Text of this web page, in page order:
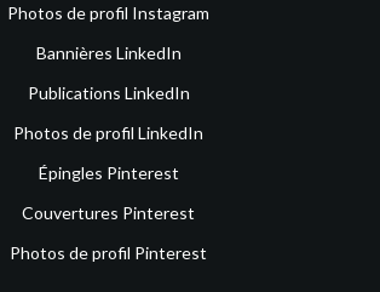
Photos de profil Instagram
Bannières LinkedIn
Publications LinkedIn
Photos de profil LinkedIn
Épingles Pinterest
Couvertures Pinterest
Photos de profil Pinterest